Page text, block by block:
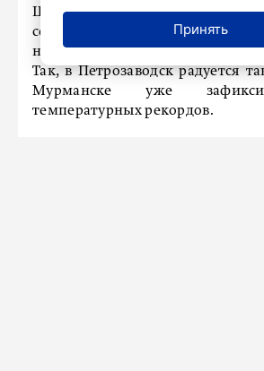
Шувалов также отметил, что
сентябрь наблюдается не
но и в других регионах Северо-
Так, в Петрозаводск радуется
Мурманске уже
температурных рекордов.
Принять